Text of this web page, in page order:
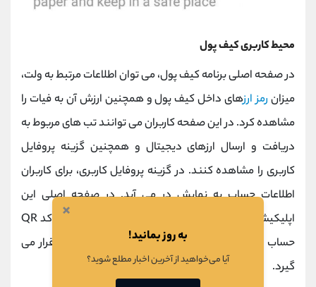
محیط کاربری کیف پول
در صفحه اصلی برنامه کیف پول، می توان اطلاعات مرتبط به ولت،
میزان رمز ارزهای داخل کیف پول و همچنین ارزش آن به فیات را
مشاهده کرد. در این صفحه کاربران می توانند تب ‌های مربوط به
دریافت و ارسال ارزهای دیجیتال و همچنین گزینه پروفایل
کاربری را مشاهده کنند. در گزینه پروفایل کاربری، برای کاربران
اطلاعات حساب به نمایش در می آید. در صفحه اصلی این
اپلیکیشن و در یک منو مجزا، همه آدرس‌های دریافتی و کد QR
حساب ایجاد شده توسط قابلیت HD، در اختیار کاربران قرار می
گیرد.
×
به روز بمانید!
آیا می‌خواهید از آخرین اخبار مطلع شوید؟